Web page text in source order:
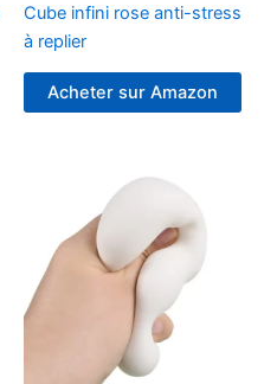
Cube infini rose anti-stress
à replier
Acheter sur Amazon